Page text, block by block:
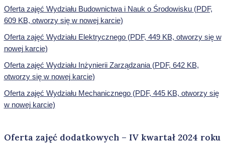
Oferta zajęć Wydziału Budownictwa i Nauk o Środowisku (PDF,
609 KB, otworzy się w nowej karcie)
Oferta zajęć Wydziału Elektrycznego (PDF, 449 KB, otworzy się w
nowej karcie)
Oferta zajęć Wydziału Inżynierii Zarządzania (PDF, 642 KB,
otworzy się w nowej karcie)
Oferta zajęć Wydziału Mechanicznego (PDF, 445 KB, otworzy się
w nowej karcie)
Oferta zajęć dodatkowych – IV kwartał 2024 roku